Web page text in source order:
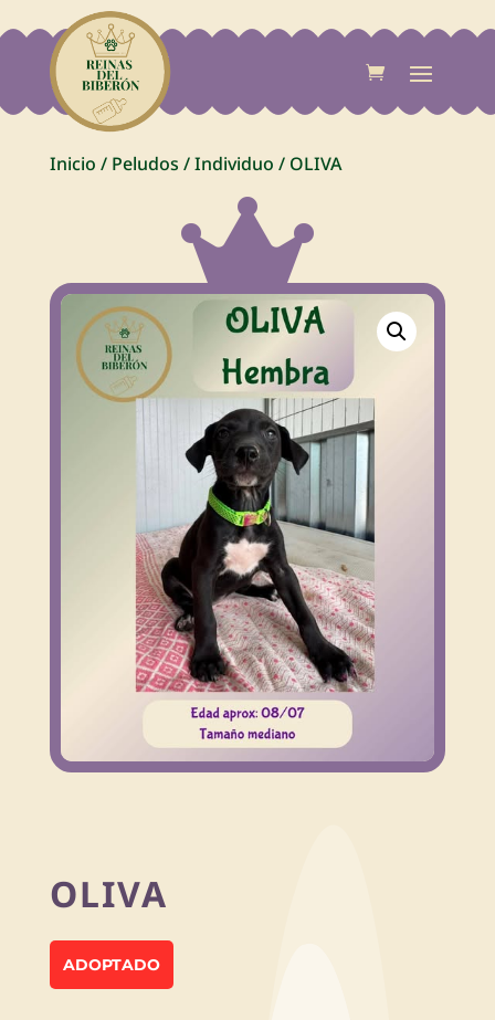
Inicio / Peludos /Individuo / OLIVA

OLIVA
ADOPTADO